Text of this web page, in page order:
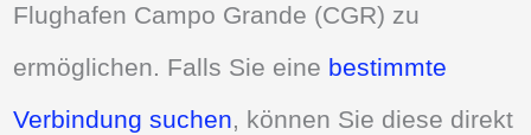
Flughafen Campo Grande (CGR) zu
ermöglichen. Falls Sie eine bestimmte
Verbindung suchen, können Sie diese direkt